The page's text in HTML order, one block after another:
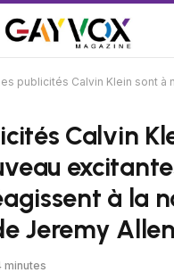
Calvin Klein sont à nouveau excitantes » : les fans réagissent à la
Calvin
à la
Jeremy
minutes